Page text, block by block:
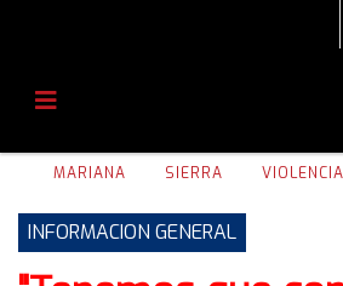
MARIANA SIERRA VIOLENCIA
INFORMACION GENERAL